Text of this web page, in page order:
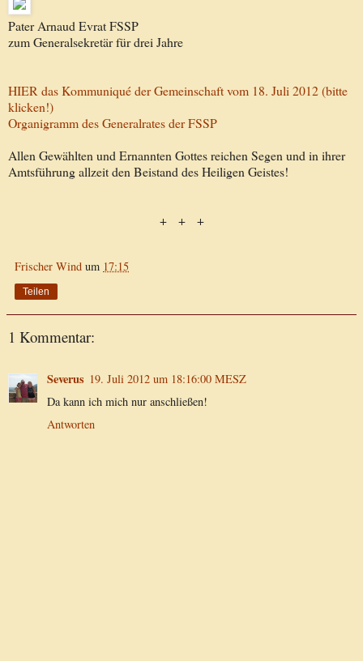
Pater Arnaud Evrat FSSP
zum Generalsekretär für drei Jahre
HIER das Kommuniqué der Gemeinschaft vom 18. Juli 2012 (bitte
klicken!)
Organigramm des Generalrates der FSSP
Allen Gewählten und Ernannten Gottes reichen Segen und in ihrer
Amtsführung allzeit den Beistand des Heiligen Geistes!
+ + +
Frischer Wind um 17:15
Teilen
1 Kommentar:
Severus 19. Juli 2012 um 18:16:00 MESZ
Da kann ich mich nur anschließen!
Antworten